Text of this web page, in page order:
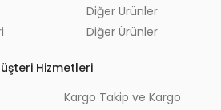
Diğer Ürünler
Diğer Ürünler
Hizmetleri
Kargo Takip ve Kargo